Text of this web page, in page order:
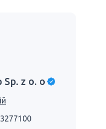
z o. o